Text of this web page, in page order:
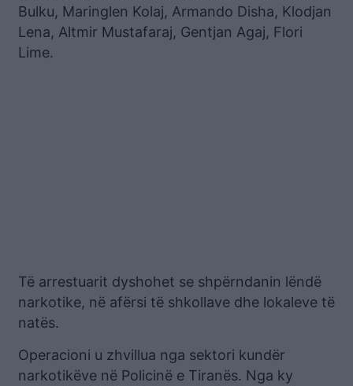
Bulku, Maringlen Kolaj, Armando Disha, Klodjan
Lena, Altmir Mustafaraj, Gentjan Agaj, Flori
Lime.
Të arrestuarit dyshohet se shpërndanin lëndë
narkotike, në afërsi të shkollave dhe lokaleve të
natës.
Operacioni u zhvillua nga sektori kundër
narkotikëve në Policinë e Tiranës. Nga ky